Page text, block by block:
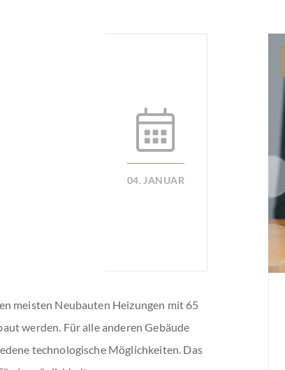
04. JANUAR
meisten Neubauten Heizungen mit 65
werden. Für alle anderen Gebäude
technologische Möglichkeiten. Das